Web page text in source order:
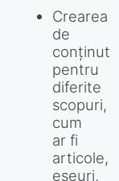
Crearea
de
conținut
pentru
diferite
scopuri,
cum
ar fi
articole,
eseuri,